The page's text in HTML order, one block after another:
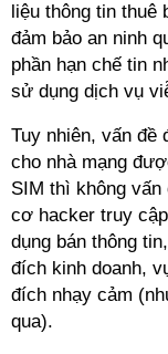
liệu thông tin thuê
đảm bảo an ninh
phần hạn chế tin
sử dụng dịch vụ
Tuy nhiên, vấn đề
cho nhà mạng
SIM thì không
cơ hacker truy
dụng bán thông
đích kinh doanh,
đích nhạy cảm
qua).